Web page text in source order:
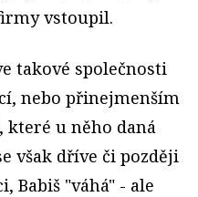
vstoupil.
takové společnosti
nebo přinejmenším
které u něho daná
však dříve či později
Babiš "váhá" - ale